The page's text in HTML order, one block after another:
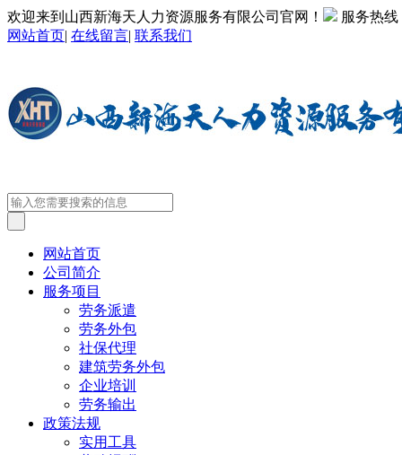
欢迎来到山西新海天人力资源服务有限公司官网！
服务热线
网站首页| 在线留言| 联系我们
网站首页
公司简介
服务项目
劳务派遣
劳务外包
社保代理
建筑劳务外包
企业培训
劳务输出
政策法规
实用工具